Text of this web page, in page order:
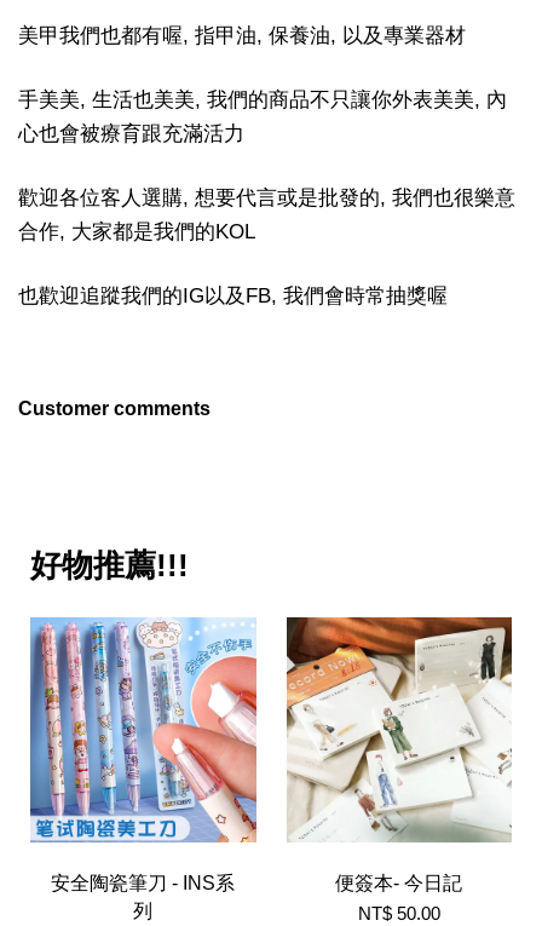
美甲我們也都有喔, 指甲油, 保養油, 以及專業器材
手美美, 生活也美美, 我們的商品不只讓你外表美美, 內
心也會被療育跟充滿活力
歡迎各位客人選購, 想要代言或是批發的, 我們也很樂意
合作, 大家都是我們的KOL
也歡迎追蹤我們的IG以及FB, 我們會時常抽獎喔
Customer comments
好物推薦!!!
安全陶瓷筆刀 - INS系
列
便簽本- 今日記
NT$ 50.00